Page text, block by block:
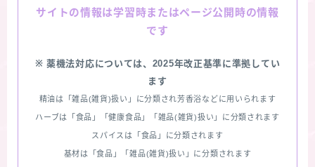
サイトの情報は学習時またはページ公開時の情報
です
※ 薬機法対応については、2025年改正基準に準拠してい
ます
精油は「雑品(雑貨)扱い」に分類され芳香浴などに用いられます
ハーブは「食品」「健康食品」「雑品(雑貨)扱い」に分類されます
スパイスは「食品」に分類されます
基材は「食品」「雑品(雑貨)扱い」に分類されます